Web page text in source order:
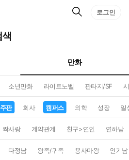
검
로그인
만화
소년만화 라이트노벨 판타지/SF
판 회사 캠퍼스 의학 성장 일
짝사랑 계약관계 친구>연인 연하남
다정남 왕족/귀족 용사마왕 인기남